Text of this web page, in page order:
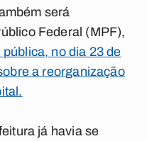
será
Federal (MPF),
no dia 23 de
a reorganização
já havia se